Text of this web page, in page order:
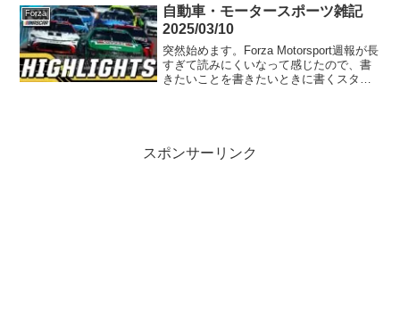
Forza
自動車・モータースポーツ雑記
2025/03/10
突然始めます。Forza Motorsport週報が長
すぎて読みにくいなって感じたので、書
きたいことを書きたいときに書くスタイ
スポンサーリンク